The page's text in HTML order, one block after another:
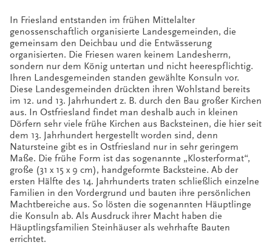
In Friesland entstanden im frühen Mittelalter
genossenschaftlich organisierte Landesgemeinden, die
gemeinsam den Deichbau und die Entwässerung
organisierten. Die Friesen waren keinem Landesherrn,
sondern nur dem König untertan und nicht heerespflichtig.
Ihren Landesgemeinden standen gewählte Konsuln vor.
Diese Landesgemeinden drückten ihren Wohlstand bereits
im 12. und 13. Jahrhundert z. B. durch den Bau großer Kirchen
aus. In Ostfriesland findet man deshalb auch in kleinen
Dörfern sehr viele frühe Kirchen aus Backsteinen, die hier seit
dem 13. Jahrhundert hergestellt worden sind, denn
Natursteine gibt es in Ostfriesland nur in sehr geringem
Maße. Die frühe Form ist das sogenannte „Klosterformat“,
große (31 x 15 x 9 cm), handgeformte Backsteine. Ab der
ersten Hälfte des 14. Jahrhunderts traten schließlich einzelne
Familien in den Vordergrund und bauten ihre persönlichen
Machtbereiche aus. So lösten die sogenannten Häuptlinge
die Konsuln ab. Als Ausdruck ihrer Macht haben die
Häuptlingsfamilien Steinhäuser als wehrhafte Bauten
errichtet.